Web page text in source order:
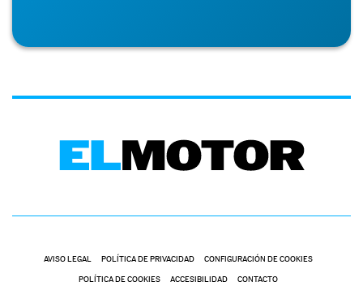
AVISO LEGAL POLÍTICA DE PRIVACIDAD CONFIGURACIÓN DE COOKIES
POLÍTICA DE COOKIES ACCESIBILIDAD CONTACTO